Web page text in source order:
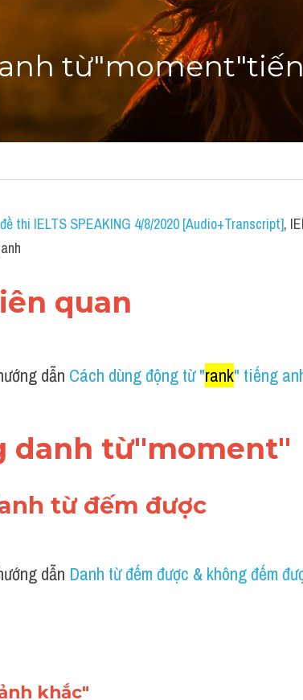
thi IELTS SPEAKING 4/8/2020 [Audio+Transcript],
quan
dẫn Cách dùng động từ "rank" tiếng
danh từ"moment"
từ đếm được
dẫn Danh từ đếm được & không đếm
khắc"